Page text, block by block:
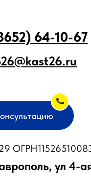
64-10-67
ул